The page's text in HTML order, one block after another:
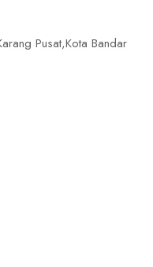
Pusat,Kota Bandar